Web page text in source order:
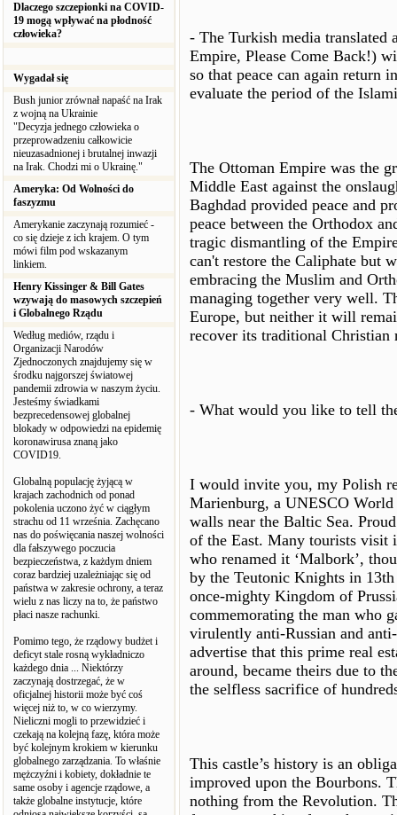
Dlaczego szczepionki na COVID-
19 mogą wpływać na płodność
człowieka?
Wygadał się
Bush junior zrównał napaść na Irak
z wojną na Ukrainie
"Decyzja jednego człowieka o
przeprowadzeniu całkowicie
nieuzasadnionej i brutalnej inwazji
na Irak. Chodzi mi o Ukrainę."
Ameryka: Od Wolności do
faszyzmu
Amerykanie zaczynają rozumieć -
co się dzieje z ich krajem. O tym
mówi film pod wskazanym
linkiem.
Henry Kissinger & Bill Gates
wzywają do masowych szczepień
i Globalnego Rządu
Według mediów, rządu i
Organizacji Narodów
Zjednoczonych znajdujemy się w
środku najgorszej światowej
pandemii zdrowia w naszym życiu.
Jesteśmy świadkami
bezprecedensowej globalnej
blokady w odpowiedzi na epidemię
koronawirusa znaną jako
COVID19.
Globalną populację żyjącą w
krajach zachodnich od ponad
pokolenia uczono żyć w ciągłym
strachu od 11 września. Zachęcano
nas do poświęcania naszej wolności
dla fałszywego poczucia
bezpieczeństwa, z każdym dniem
coraz bardziej uzależniając się od
państwa w zakresie ochrony, a teraz
wielu z nas liczy na to, że państwo
płaci nasze rachunki.
Pomimo tego, że rządowy budżet i
deficyt stale rosną wykładniczo
każdego dnia ... Niektórzy
zaczynają dostrzegać, że w
oficjalnej historii może być coś
więcej niż to, w co wierzymy.
Nieliczni mogli to przewidzieć i
czekają na kolejną fazę, która może
być kolejnym krokiem w kierunku
globalnego zarządzania. To właśnie
mężczyźni i kobiety, dokładnie te
same osoby i agencje rządowe, a
także globalne instytucje, które
- The Turkish media translated
Empire, Please Come Back!)
so that peace can again return
evaluate the period of the
The Ottoman Empire was the
Middle East against the
Baghdad provided peace and
peace between the Orthodox
tragic dismantling of the
can't restore the Caliphate but
embracing the Muslim and
managing together very well.
Europe, but neither it will
recover its traditional Christian
- What would you like to tell
I would invite you, my Polish
Marienburg, a UNESCO
walls near the Baltic Sea.
of the East. Many tourists visit
who renamed it ‘Malbork’,
by the Teutonic Knights in
once-mighty Kingdom of
commemorating the man who
virulently anti-Russian and
advertise that this prime real
around, became theirs due to
the selfless sacrifice of
This castle’s history is an
improved upon the Bourbons.
nothing from the Revolution.